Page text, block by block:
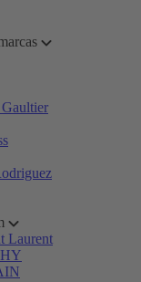
Gaultier
Laurent